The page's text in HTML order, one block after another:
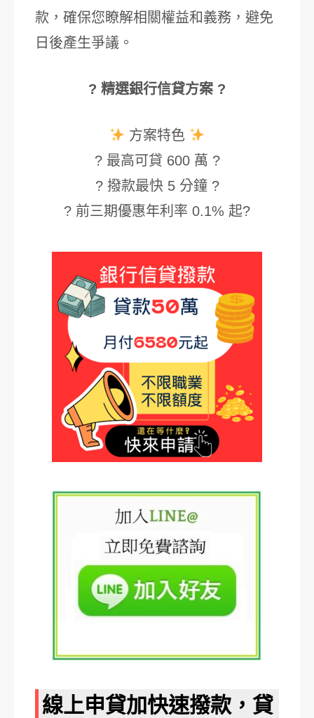
款，確保您瞭解相關權益和義務，避免
日後產生爭議。
? 精選銀行信貸方案 ?
方案特色
? 最高可貸 600 萬 ?
? 撥款最快 5 分鐘 ?
? 前三期優惠年利率 0.1% 起?
線上申貸加快速撥款，貸